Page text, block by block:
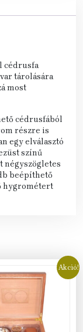
cédrusfa
tárolására
most
cédrusfából
részre is
egy elválasztó
színű
négyszögletes
beépíthető
hygrométert
Akció!